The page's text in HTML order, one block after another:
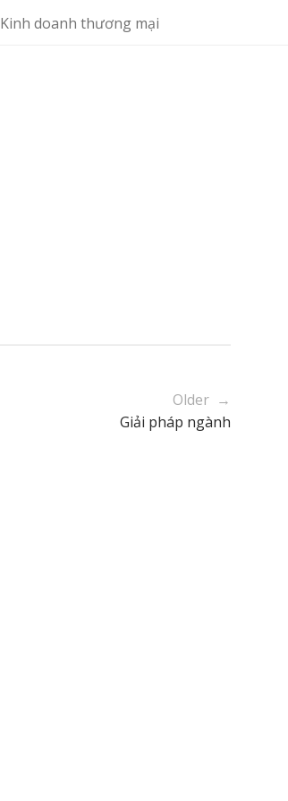
Kinh doanh thương mại
Older →
Giải pháp ngành